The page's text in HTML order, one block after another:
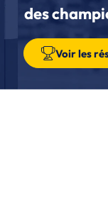
joueurs à suivre (1/2)
Françaises s’offrent
| 03/07/2026
Bleuettes échouent
des
Voir les